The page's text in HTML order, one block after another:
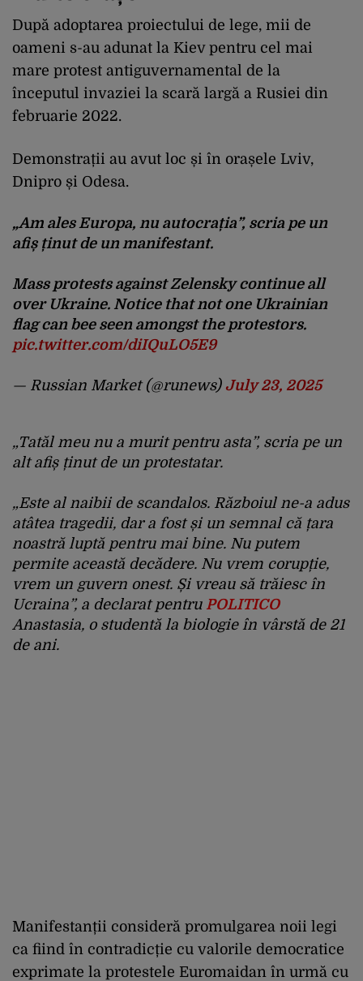
După adoptarea proiectului de lege, mii de
oameni s-au adunat la Kiev pentru cel mai
mare protest antiguvernamental de la
începutul invaziei la scară largă a Rusiei din
februarie 2022.
Demonstrații au avut loc și în orașele Lviv,
Dnipro și Odesa.
„Am ales Europa, nu autocrația”, scria pe un
afiș ținut de un manifestant.
Mass protests against Zelensky continue all
over Ukraine. Notice that not one Ukrainian
flag can bee seen amongst the protestors.
pic.twitter.com/diIQuLO5E9
— Russian Market (@runews) July 23, 2025
„Tatăl meu nu a murit pentru asta”, scria pe un
alt afiș ținut de un protestatar.
„Este al naibii de scandalos. Războiul ne-a adus
atâtea tragedii, dar a fost și un semnal că țara
noastră luptă pentru mai bine. Nu putem
permite această decădere. Nu vrem corupție,
vrem un guvern onest. Și vreau să trăiesc în
Ucraina”, a declarat pentru POLITICO
Anastasia, o studentă la biologie în vârstă de 21
de ani.
Manifestanții consideră promulgarea noii legi
ca fiind în contradicție cu valorile democratice
exprimate la protestele Euromaidan în urmă cu